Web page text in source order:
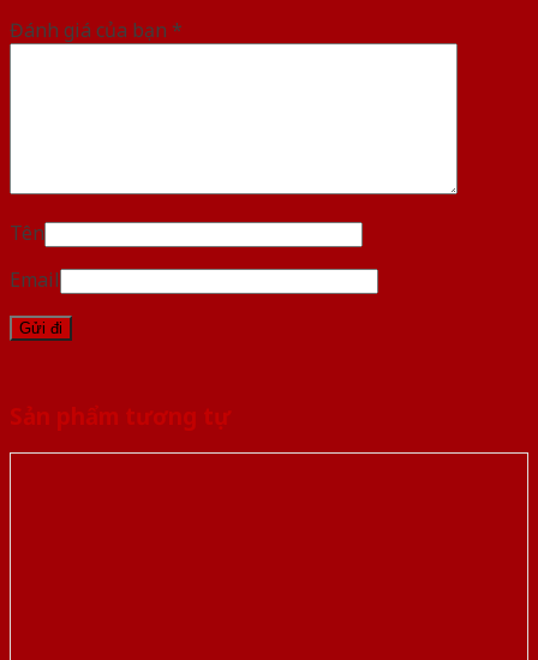
Đánh giá của bạn *
Tên
Email
Sản phẩm tương tự